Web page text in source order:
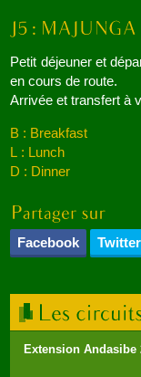
Petit déjeuner et
en cours de route.
Arrivée et transfert à
B : Breakfast
L : Lunch
D : Dinner
Facebook Twitter
Extension Andasibe